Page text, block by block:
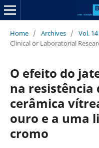
Home / Archives / Vol.
Clinical or Laboratorial
O efeito do
na resistência
cerâmica
ouro e a uma
cromo